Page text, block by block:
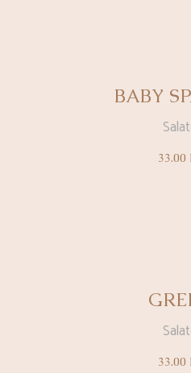
BABY
33.00
33.00